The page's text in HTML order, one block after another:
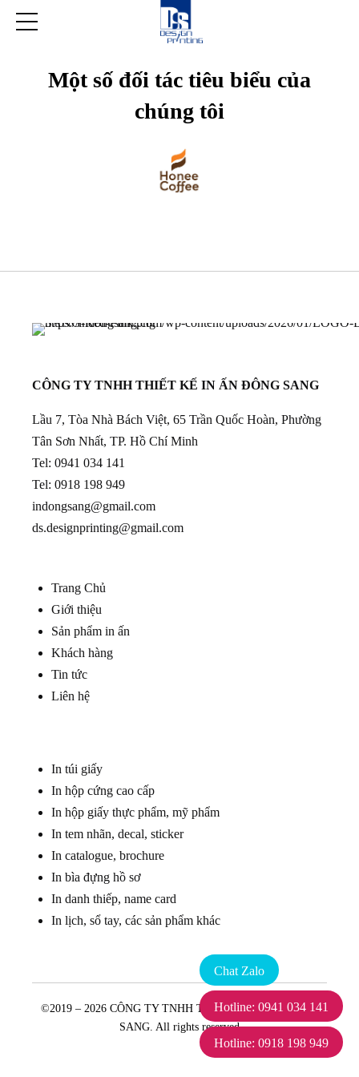
Một số đối tác tiêu biểu của
chúng tôi
CÔNG TY TNHH THIẾT KẾ IN ẤN ĐÔNG SANG
Lầu 7, Tòa Nhà Bách Việt, 65 Trần Quốc Hoàn, Phường
Tân Sơn Nhất, TP. Hồ Chí Minh
Tel: 0941 034 141
Tel: 0918 198 949
indongsang@gmail.com
ds.designprinting@gmail.com
Trang Chủ
Giới thiệu
Sản phẩm in ấn
Khách hàng
Tin tức
Liên hệ
In túi giấy
In hộp cứng cao cấp
In hộp giấy thực phẩm, mỹ phẩm
In tem nhãn, decal, sticker
In catalogue, brochure
In bìa đựng hồ sơ
In danh thiếp, name card
In lịch, sổ tay, các sản phẩm khác
©2019 – 2026 CÔNG TY TNHH THIẾT KẾ IN ẤN ĐÔNG
SANG. All rights reserved
Chat Zalo
Hotline: 0941 034 141
Hotline: 0918 198 949